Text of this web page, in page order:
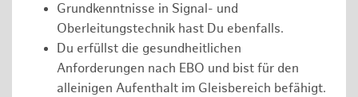
Grundkenntnisse in Signal- und
Oberleitungstechnik hast Du ebenfalls.
Du erfüllst die gesundheitlichen
Anforderungen nach EBO und bist für den
alleinigen Aufenthalt im Gleisbereich befähigt.